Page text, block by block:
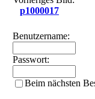
p1000017
Benutzername:
Passwort:
Beim nächsten